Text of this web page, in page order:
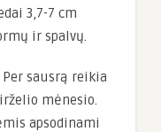
3,7-7 cm
ir spalvų.
sausrą reikia
mėnesio.
apsodinami